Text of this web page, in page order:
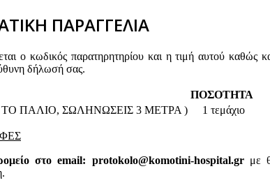
ΠΑΡΑΓΓΕΛΙΑ
ο κωδικός παρατηρητηρίου και η τιμή αυτού καθώς
δήλωσή σας.
ΠΟΣΟΤΗΤΑ
ΠΑΛΙΟ, ΣΩΛΗΝΩΣΕΙΣ 3 ΜΕΤΡΑ ) 1 τεμάχιο
στο email: protokolo@komotini-hospital.grμε